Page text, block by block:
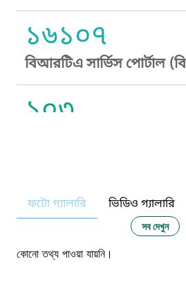
১৬১০৭
বিআরটিএ সার্ভিস পোর্টাল
১০৩
নারী ও শিশু নির্যাতন প্রতিরোধ
১০৬
ফটো গ্যালারি ভিডিও গ্যালারি
সব দেখুন
কোনো তথ্য পাওয়া যায়নি।